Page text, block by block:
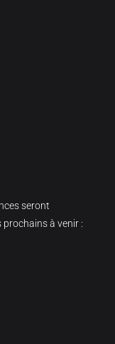
seront
à venir :